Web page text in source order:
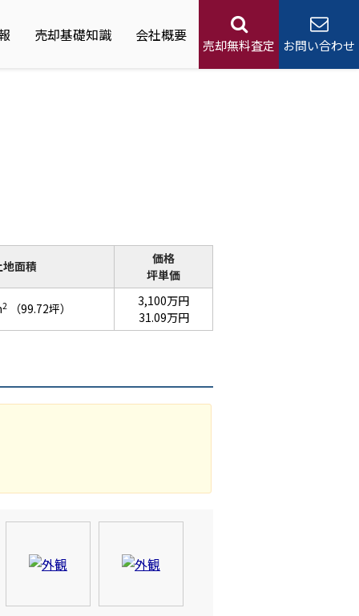
売却基礎知識 会社概要
売却無料査定 お問い合わせ
地面積
価格
坪単価
2 （99.72坪）
3,100万円
31.09万円